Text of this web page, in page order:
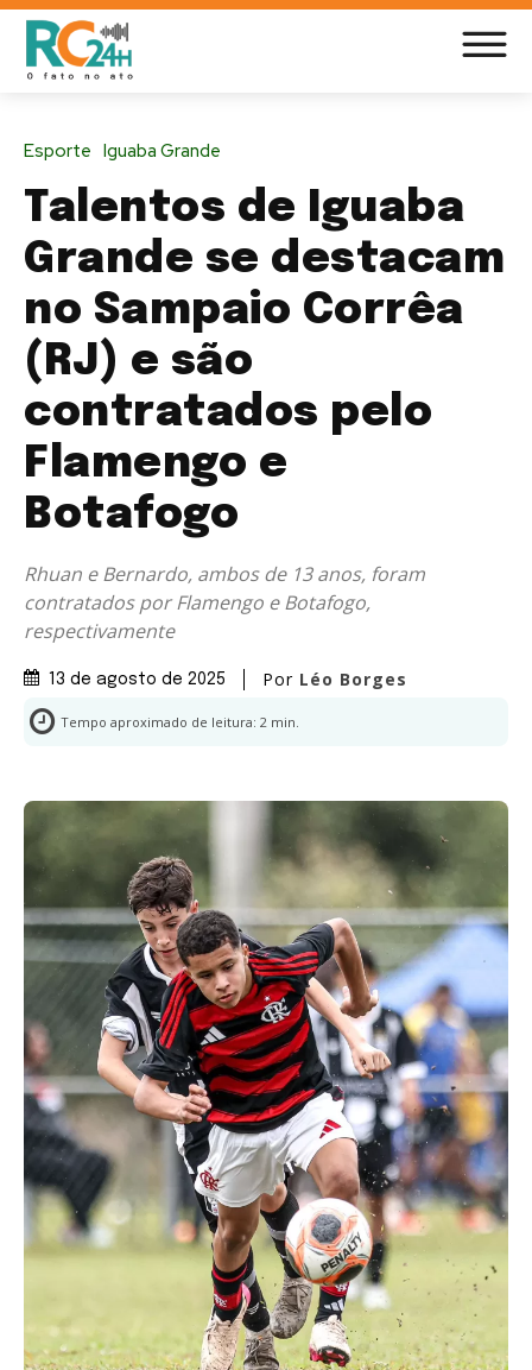
Esporte Iguaba Grande
Talentos de Iguaba
Grande se destacam
no Sampaio Corrêa
(RJ) e são
contratados pelo
Flamengo e
Botafogo
Rhuan e Bernardo, ambos de 13 anos, foram
contratados por Flamengo e Botafogo,
respectivamente
13 de agosto de 2025 Por Léo Borges
Tempo aproximado de leitura: 2 min.